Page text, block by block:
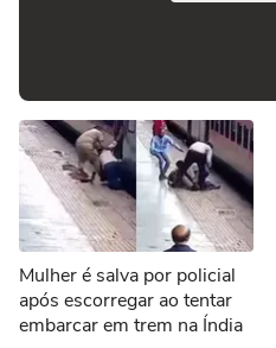
Mulher é salva por policial
após escorregar ao tentar
embarcar em trem na Índia